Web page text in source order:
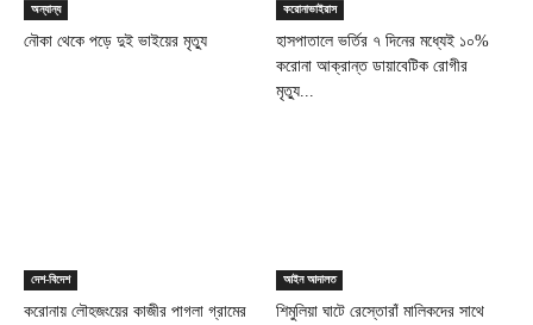
অন্যান্য
নৌকা থেকে পড়ে দুই ভাইয়ের মৃত্যু
করোনাভাইরাস
হাসপাতালে ভর্তির ৭ দিনের মধ্যেই ১০%
করোনা আক্রান্ত ডায়াবেটিক রোগীর
মৃত্যু...
দেশ-বিদেশ
করোনায় লৌহজংয়ের কাজীর পাগলা গ্রামের
আইন আদালত
শিমুলিয়া ঘাটে রেস্তোরাঁ মালিকদের সাথে